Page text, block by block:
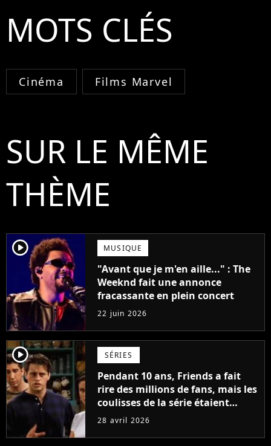
MOTS CLÉS
Cinéma Films Marvel
SUR LE MÊME
THÈME
player2 MUSIQUE
"Avant que je m'en aille..." : The
Weeknd fait une annonce
fracassante en plein concert
22 juin 2026
player2 SÉRIES
Pendant 10 ans, Friends a fait
rire des millions de fans, mais les
coulisses de la série étaient
horribles : Lisa Kudrow sort du
28 avril 2026